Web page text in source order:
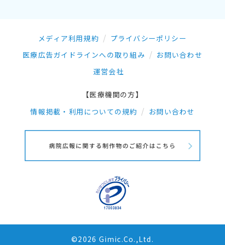
メディア利用規約
プライバシーポリシー
医療広告ガイドラインへの取り組み
お問い合わせ
運営会社
【医療機関の方】
情報掲載・利用についての規約
お問い合わせ
©2026 Gimic.Co.,Ltd.